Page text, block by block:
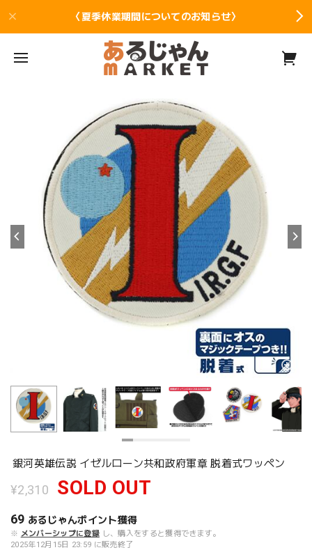
〈夏季休業期間についてのお知らせ〉
銀河英雄伝説 イゼルローン共和政府軍章 脱着式ワッペン
¥2,310 SOLD OUT
69 あるじゃんポイント獲得
※ メンバーシップに登録 し、購入をすると獲得できます。
2025年12月15日 23:59 に販売終了